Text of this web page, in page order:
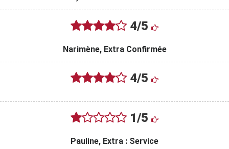
4/5
Narimène, Extra Confirmée
4/5
1/5
Pauline, Extra : Service